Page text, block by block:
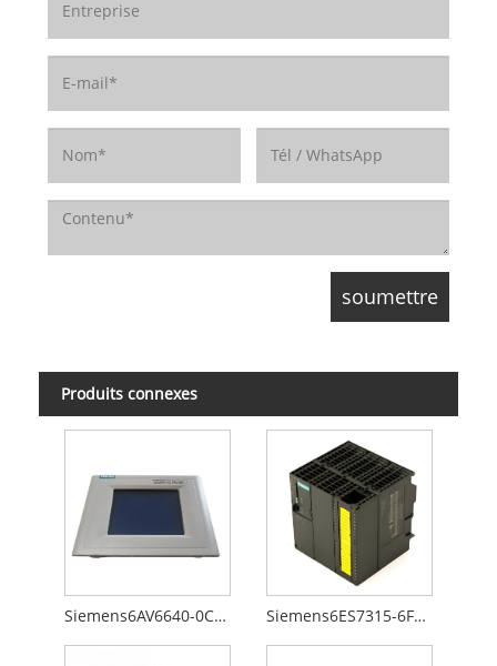
Produits connexes
Siemens6AV6640-0CA01-0AX0 Siemens6ES7315-6FF00-0AB0